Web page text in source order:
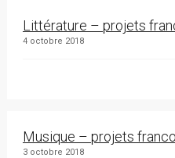
Littérature – projets
4 octobre 2018
Musique – projets
3 octobre 2018